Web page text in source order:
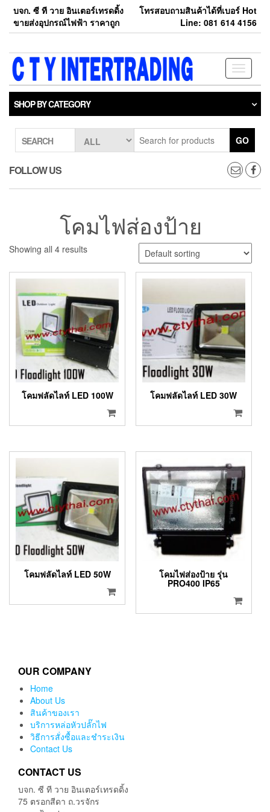
Skip
the
บจก. ซี ที วาย อินเตอร์เทรดดิ้ง
ขายส่งอุปกรณ์ไฟฟ้า ราคาถูก
โทรสอบถามสินค้าได้ที่เบอร์ Hot
Line: 081 614 4156
Toggle
SHOP BY CATEGORY
SEARCH GO
FOLLOW US
โคมไฟส่องป้าย
Showing all 4 results
โคมฟลัดไลท์ LED 100W โคมฟลัดไลท์ LED 30W
โคมฟลัดไลท์ LED 50W โคมไฟส่องป้าย รุ่น
PRO400 IP65
OUR COMPANY
Home
About Us
สินค้าของเรา
บริการหล่อหัวปลั๊กไฟ
วิธีการสั่งซื้อและชำระเงิน
Contact Us
CONTACT US
บจก. ซี ที วาย อินเตอร์เทรดดิ้ง
75 ตรอกสีดา ถ.วรจักร